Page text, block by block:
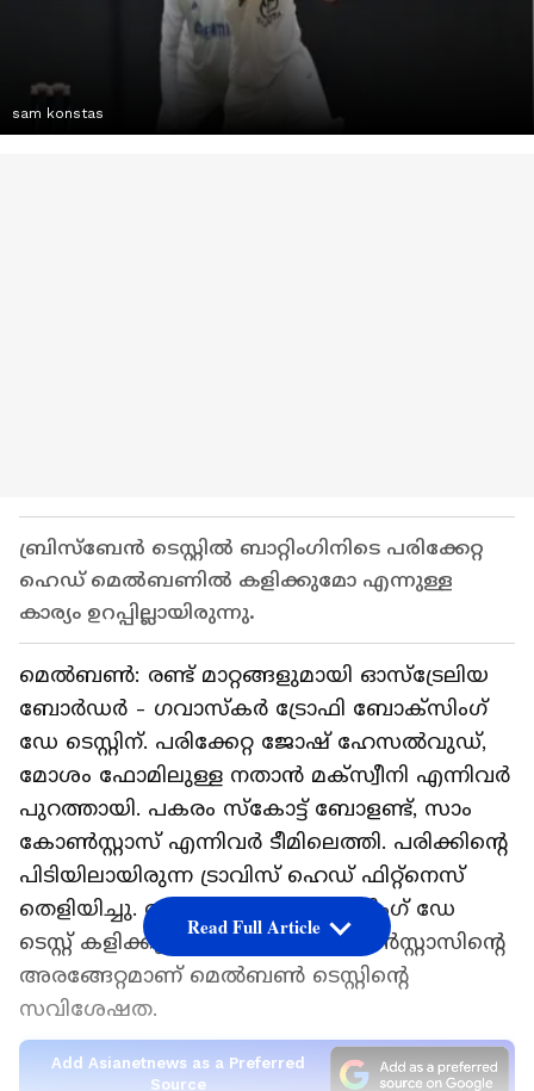
sam konstas
ബ്രിസ്ബേന്‍ ടെസ്റ്റില്‍ ബാറ്റിംഗിനിടെ പരിക്കേറ്റ
ഹെഡ് മെല്‍ബണില്‍ കളിക്കുമോ എന്നുള്ള
കാര്യം ഉറപ്പില്ലായിരുന്നു.
മെല്‍ബണ്‍: രണ്ട് മാറ്റങ്ങളുമായി ഓസ്‌ട്രേലിയ
ബോര്‍ഡര്‍ - ഗവാസ്‌കര്‍ ട്രോഫി ബോക്‌സിംഗ്
ഡേ ടെസ്റ്റിന്. പരിക്കേറ്റ ജോഷ് ഹേസല്‍വുഡ്,
മോശം ഫോമിലുള്ള നതാന്‍ മക്‌സ്വീനി എന്നിവര്‍
പുറത്തായി. പകരം സ്‌കോട്ട് ബോളണ്ട്, സാം
കോണ്‍സ്റ്റാസ് എന്നിവര്‍ ടീമിലെത്തി. പരിക്കിന്റെ
പിടിയിലായിരുന്ന ട്രാവിസ് ഹെഡ് ഫിറ്റ്‌നെസ്
തെളിയിച്ചു. അദ്ദേഹവും ബോക്‌സിംഗ് ഡേ
ടെസ്റ്റ് കളിക്കും. 19കാരനായി കോണ്‍സ്റ്റാസിന്റെ
അരങ്ങേറ്റമാണ് മെല്‍ബണ്‍ ടെസ്റ്റിന്റെ
സവിശേഷത.
Add Asianetnews as a Preferred
Source
Read Full Article